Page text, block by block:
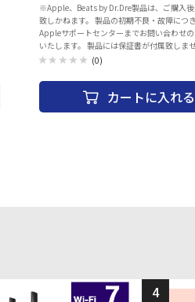
※Apple、Beats by Dr.Dre製品は、ご購入
致しかねます。 製品の初期不良・故障につ
Appleサポートセンターまでお問い合わせ
いたします。 製品には保証書が付属致しま
際には、納品書（購入証明書）が必要とな
イン 電話番号：0120-27753-5 ・「S10 SiP」を採用した
「Apple Watch Series 10」（
Apple Watch史上最も薄く最も大きいディ
(0)
カートに入れる
4